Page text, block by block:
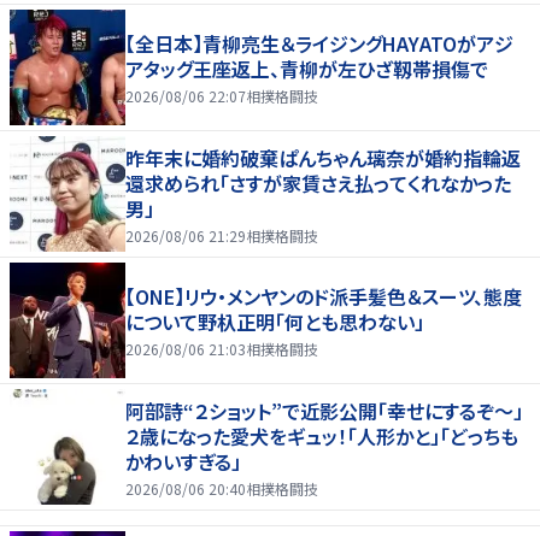
【全日本】青柳亮生＆ライジングHAYATOがアジ
アタッグ王座返上、青柳が左ひざ靱帯損傷で
2026/08/06 22:07相撲格闘技
昨年末に婚約破棄ぱんちゃん璃奈が婚約指輪返
還求められ「さすが家賃さえ払ってくれなかった
男」
2026/08/06 21:29相撲格闘技
【ONE】リウ・メンヤンのド派手髪色＆スーツ、態度
について野杁正明「何とも思わない」
2026/08/06 21:03相撲格闘技
阿部詩“２ショット”で近影公開「幸せにするぞ〜」
２歳になった愛犬をギュッ！「人形かと」「どっちも
かわいすぎる」
2026/08/06 20:40相撲格闘技